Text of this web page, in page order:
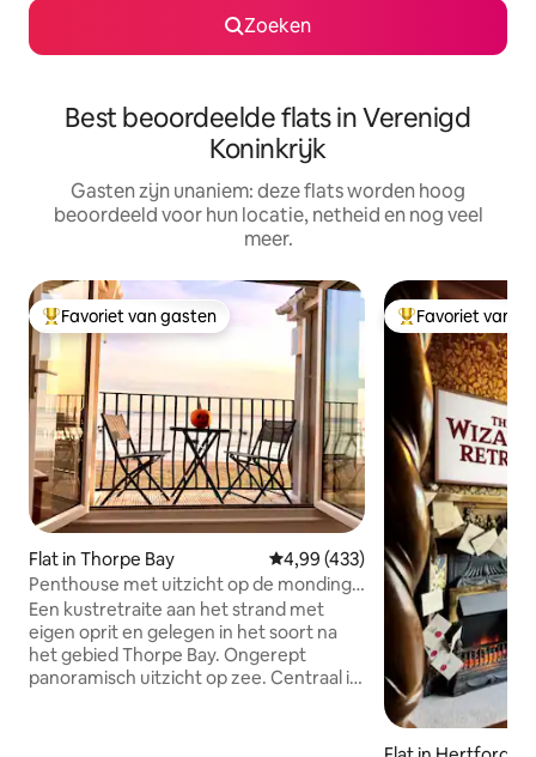
Zoeken
Best beoordeelde flats in Verenigd
Koninkrijk
Gasten zijn unaniem: deze flats worden hoog
beoordeeld voor hun locatie, netheid en nog veel
meer.
Topfavoriet van gasten
Favoriet van gasten
Flat in Thorpe Bay Gemiddelde beoordeling van
4,99 (433)
Penthouse met uitzicht op de monding
en eigen parkeerplaats
Een kustretraite aan het strand met
eigen oprit en gelegen in het soort na
het gebied Thorpe Bay. Ongerept
panoramisch uitzicht op zee. Centraal in
Topfavoriet van
Favoriet van